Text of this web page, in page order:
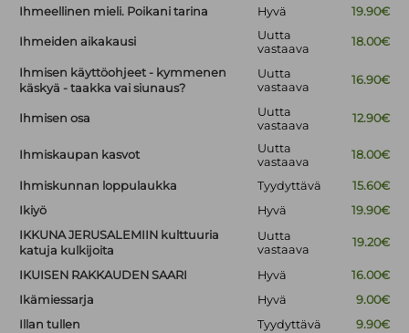
Ihmeellinen mieli. Poikani tarina Hyvä 19.90€
Ihmeiden aikakausi
Uutta
vastaava
18.00€
Ihmisen käyttöohjeet - kymmenen
käskyä - taakka vai siunaus?
Uutta
vastaava
16.90€
Ihmisen osa
Uutta
vastaava
12.90€
Ihmiskaupan kasvot
Uutta
vastaava
18.00€
Ihmiskunnan loppulaukka Tyydyttävä
15.60€
Ikiyö
Hyvä
19.90€
IKKUNA JERUSALEMIIN kulttuuria
katuja kulkijoita
Uutta
vastaava
19.20€
IKUISEN RAKKAUDEN SAARI Hyvä
16.00€
Ikämiessarja
Hyvä
9.00€
Illan tullen
Tyydyttävä 9.90€